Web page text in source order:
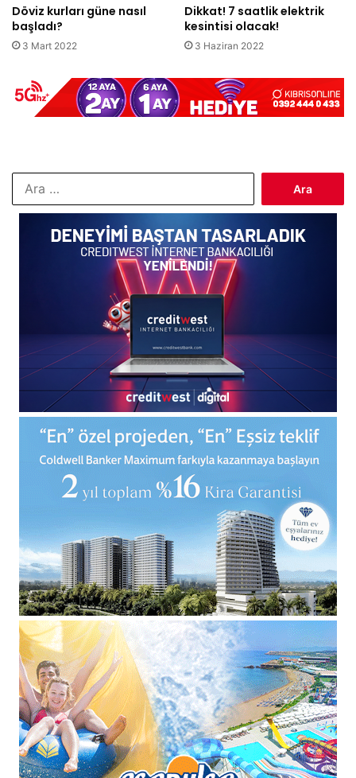
Döviz kurları güne nasıl
başladı?
3 Mart 2022
Dikkat! 7 saatlik elektrik
kesintisi olacak!
3 Haziran 2022